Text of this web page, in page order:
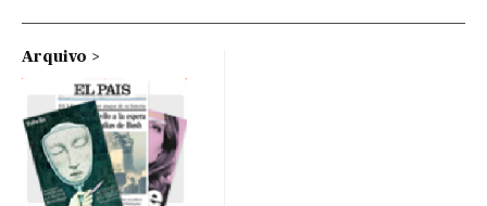
Arquivo